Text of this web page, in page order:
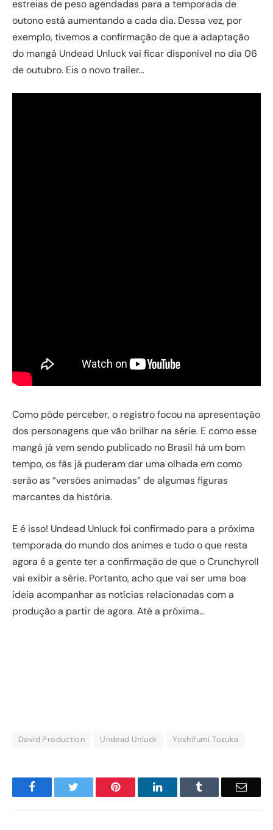
estreias de peso agendadas para a temporada de
outono está aumentando a cada dia. Dessa vez, por
exemplo, tivemos a confirmação de que a adaptação
do mangá Undead Unluck vai ficar disponível no dia 06
de outubro. Eis o novo trailer…
Como pôde perceber, o registro focou na apresentação
dos personagens que vão brilhar na série. E como esse
mangá já vem sendo publicado no Brasil há um bom
tempo, os fãs já puderam dar uma olhada em como
serão as “versões animadas” de algumas figuras
marcantes da história.
E é isso! Undead Unluck foi confirmado para a próxima
temporada do mundo dos animes e tudo o que resta
agora é a gente ter a confirmação de que o Crunchyroll
vai exibir a série. Portanto, acho que vai ser uma boa
ideia acompanhar as notícias relacionadas com a
produção a partir de agora. Até a próxima…
David Production Undead Unluck Yoshifumi Tozuka
Facebook Pinterest LinkedIn Email